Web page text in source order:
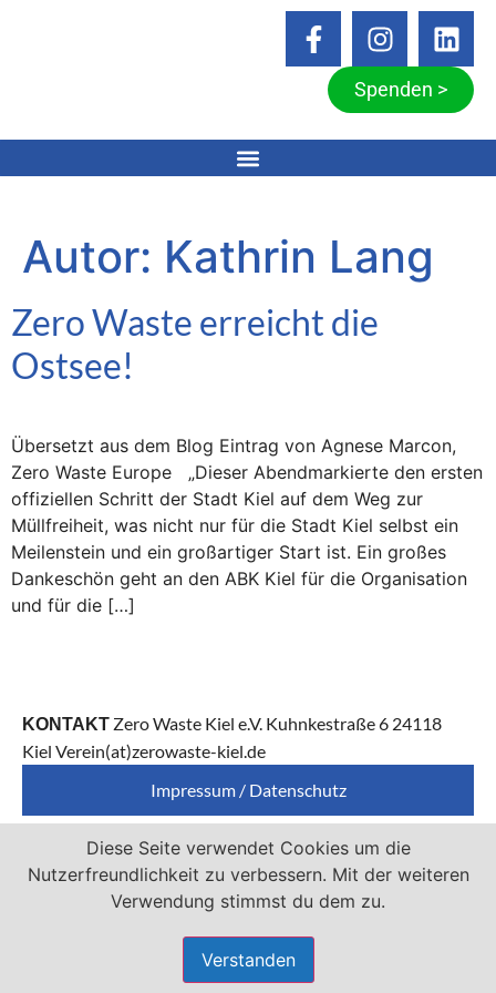
Spenden >
Autor: Kathrin Lang
Zero Waste erreicht die
Ostsee!
Übersetzt aus dem Blog Eintrag von Agnese Marcon,
Zero Waste Europe „Dieser Abendmarkierte den ersten
offiziellen Schritt der Stadt Kiel auf dem Weg zur
Müllfreiheit, was nicht nur für die Stadt Kiel selbst ein
Meilenstein und ein großartiger Start ist. Ein großes
Dankeschön geht an den ABK Kiel für die Organisation
und für die […]
KONTAKT Zero Waste Kiel e.V. Kuhnkestraße 6 24118
Kiel Verein(at)zerowaste-kiel.de
Impressum / Datenschutz
Zero Waste Kiel e.V. ist Mitglied von
Diese Seite verwendet Cookies um die
Nutzerfreundlichkeit zu verbessern. Mit der weiteren
Verwendung stimmst du dem zu.
Verstanden